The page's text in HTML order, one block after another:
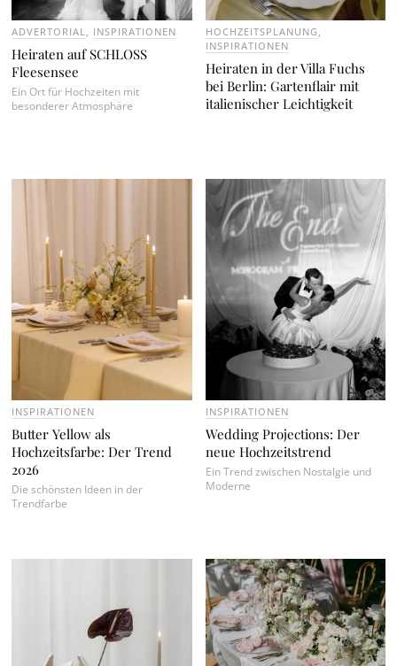
ADVERTORIAL INSPIRATIONEN
Heiraten auf SCHLOSS
Fleesensee
Ein Ort für Hochzeiten mit
besonderer Atmosphäre
HOCHZEITSPLANUNG
INSPIRATIONEN
Heiraten in der Villa Fuchs
bei Berlin: Gartenflair mit
italienischer Leichtigkeit
INSPIRATIONEN
Butter Yellow als
Hochzeitsfarbe: Der Trend
2026
Die schönsten Ideen in der
Trendfarbe
INSPIRATIONEN
Wedding Projections: Der
neue Hochzeitstrend
Ein Trend zwischen Nostalgie und
Moderne